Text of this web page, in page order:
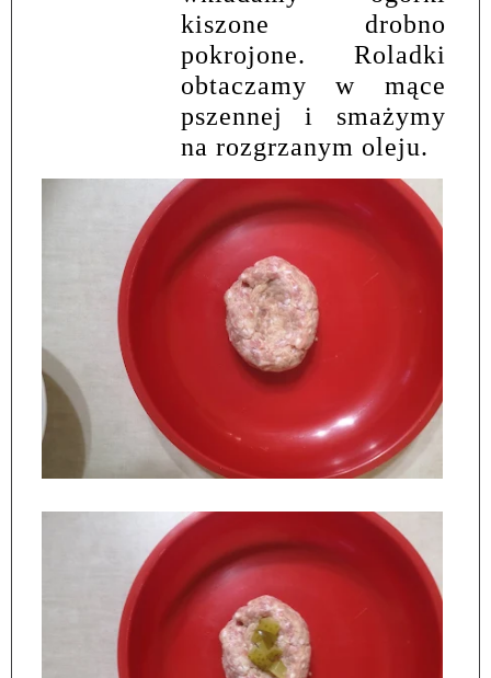
kiszone drobno
pokrojone. Roladki
obtaczamy w mące
pszennej i smażymy
na rozgrzanym oleju.